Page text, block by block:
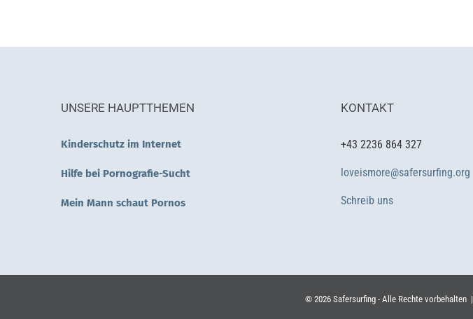
UNSERE HAUPTTHEMEN
Kinderschutz im Internet
Hilfe bei Pornografie-Sucht
Mein Mann schaut Pornos
KONTAKT
+43 2236 864 327
loveismore@safersurfing.org
Schreib uns
© 2026 Safersurfing - Alle Rechte vorbehalten |